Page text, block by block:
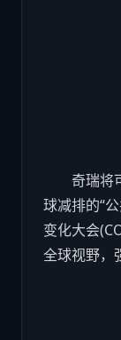
奇瑞将可
球减排的“
变化大会
全球视野，